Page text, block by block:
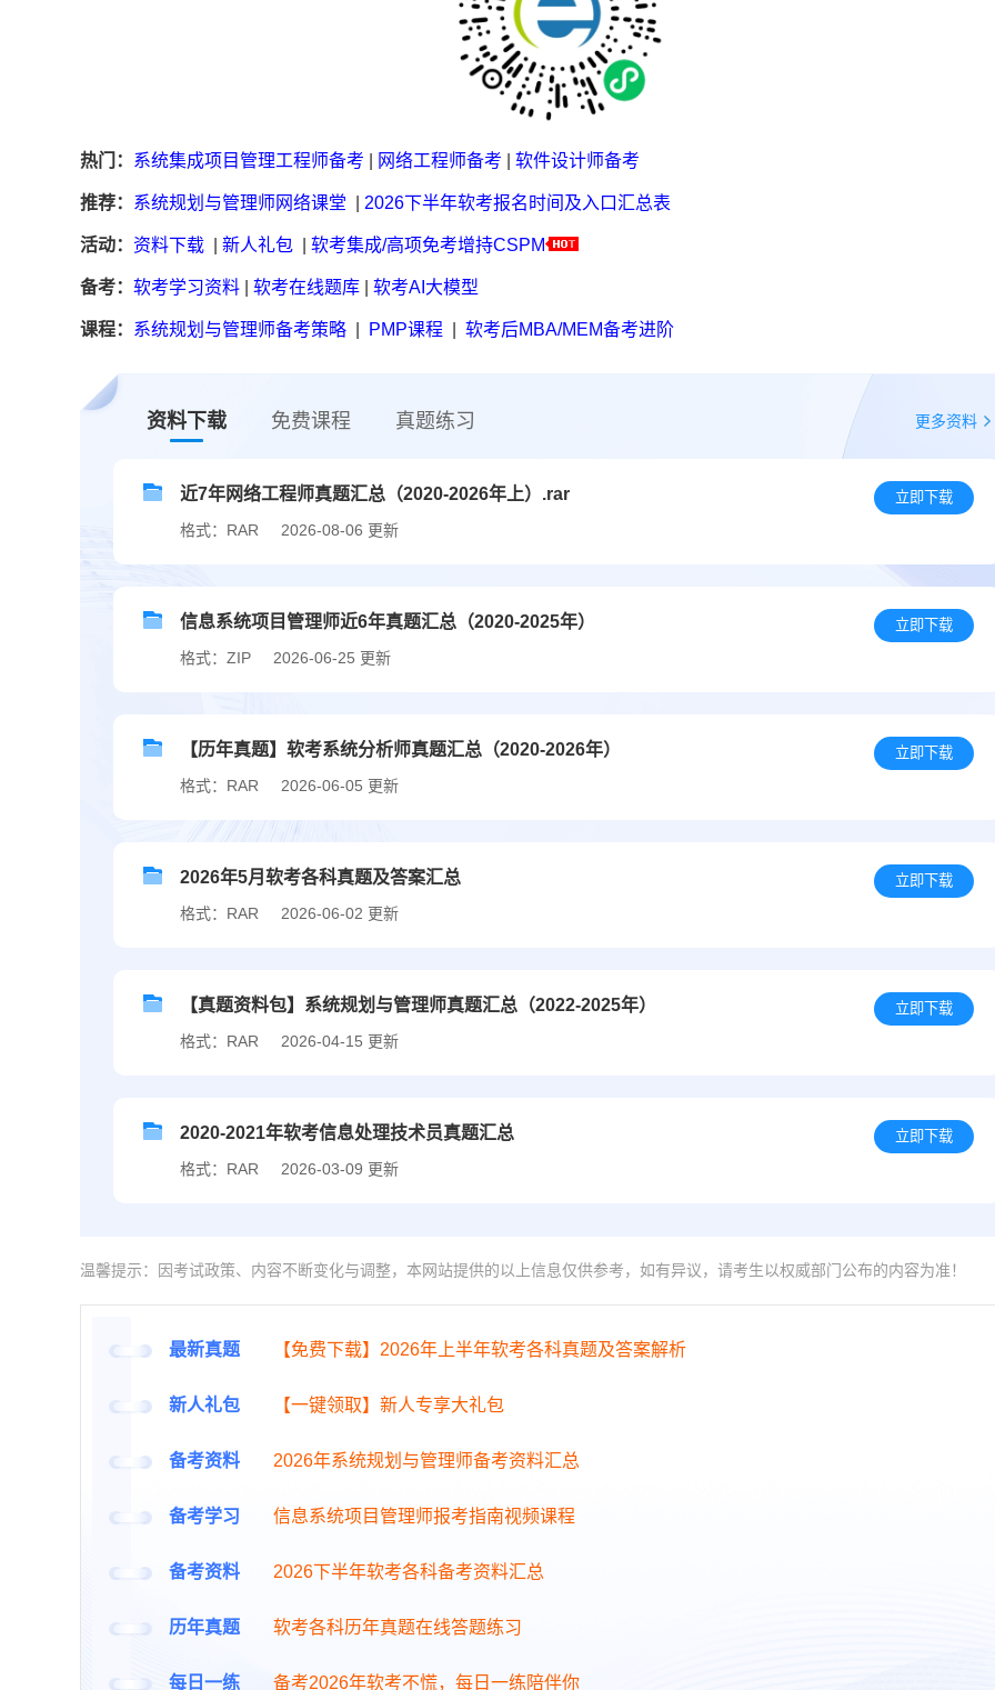
热门： 系统集成项目管理工程师备考 网络工程师备考 软件设计师备考
推荐： 系统规划与管理师网络课堂 2026下半年软考报名时间及入口汇总表
活动： 资料下载 新人礼包 软考集成/高项免考增持CSPM
备考： 软考学习资料 软考在线题库 软考AI大模型
课程： 系统规划与管理师备考策略 PMP课程 软考后MBA/MEM备考进阶
资料下载 免费课程 真题练习 更多资料
近7年网络工程师真题汇总（2020-2026年上）.rar
格式：RAR 2026-08-06 更新
立即下载
信息系统项目管理师近6年真题汇总（2020-2025年）
格式：ZIP 2026-06-25 更新
立即下载
【历年真题】软考系统分析师真题汇总（2020-2026年）
格式：RAR 2026-06-05 更新
立即下载
2026年5月软考各科真题及答案汇总
格式：RAR 2026-06-02 更新
立即下载
【真题资料包】系统规划与管理师真题汇总（2022-2025年）
格式：RAR 2026-04-15 更新
立即下载
2020-2021年软考信息处理技术员真题汇总
格式：RAR 2026-03-09 更新
立即下载
温馨提示：因考试政策、内容不断变化与调整，本网站提供的以上信息仅供参考，如有异议，请考生以权威部门公布的内容为准！
最新真题 【免费下载】2026年上半年软考各科真题及答案解析
新人礼包 【一键领取】新人专享大礼包
备考资料 2026年系统规划与管理师备考资料汇总
备考学习 信息系统项目管理师报考指南视频课程
备考资料 2026下半年软考各科备考资料汇总
历年真题 软考各科历年真题在线答题练习
每日一练 备考2026年软考不慌，每日一练陪伴你